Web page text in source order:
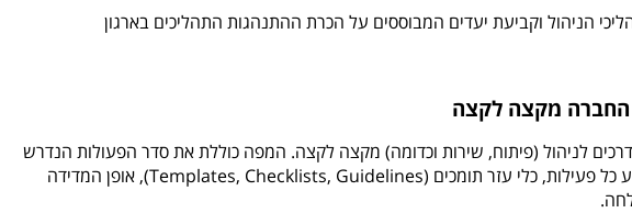
הניהול וקביעת יעדים המבוססים על הכרת ההתנהגות התהליכים בארגון
החברה מקצה לקצה
לניהול (פיתוח, שירות וכדומה) מקצה לקצה. המפה כוללת את סדר הפעולות הנדרש
לביצוע, מי אחראי לביצוע כל פעילות, כלי עזר תומכים (Templates, Checklists, Guidelines), אופן המדידה